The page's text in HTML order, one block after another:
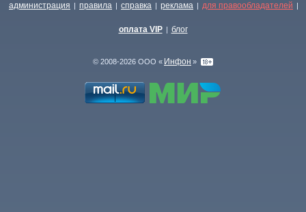
администрация | правила | справка | реклама | для правообладателей |
оплата VIP | блог
© 2008-2026 ООО « Инфон »